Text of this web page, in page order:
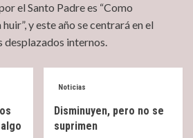
el Santo Padre es “Como
y este año se centrará en el
desplazados internos.
Noticias
Disminuyen, pero no se
suprimen